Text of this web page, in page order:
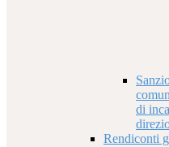
di
Rendiconti